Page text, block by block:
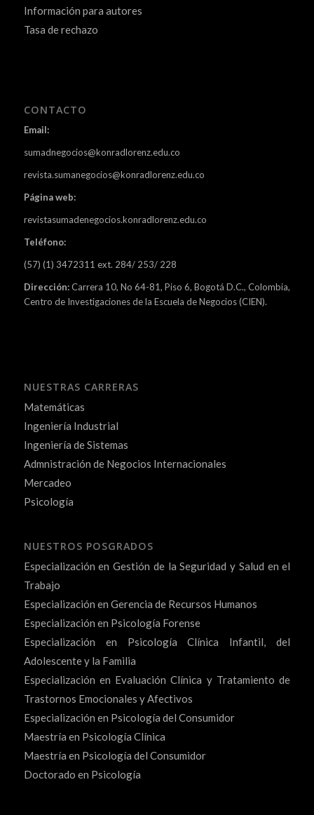
Información para autores
Tasa de rechazo
CONTACTO
Email:
sumadnegocios@konradlorenz.edu.co
revista.sumanegocios@konradlorenz.edu.co
Página web:
revistasumadenegocios.konradlorenz.edu.co
Teléfono:
(57) (1) 3472311 ext. 284/ 253/ 228
Dirección:Carrera 10, No 64-81, Piso 6, Bogotá D.C., Colombia,
Centro de Investigaciones de la Escuela de Negocios (CIEN).
NUESTRAS CARRERAS
Matemáticas
Ingeniería Industrial
Ingeniería de Sistemas
Admnistración de Negocios Internacionales
Mercadeo
Psicología
NUESTROS POSGRADOS
Especialización en Gestión de la Seguridad y Salud en el
Trabajo
Especialización en Gerencia de Recursos Humanos
Especialización en Psicología Forense
Especialización en Psicología Clínica Infantil, del
Adolescente y la Familia
Especialización en Evaluación Clínica y Tratamiento de
Trastornos Emocionales y Afectivos
Especialización en Psicología del Consumidor
Maestría en Psicología Clínica
Maestría en Psicología del Consumidor
Doctorado en Psicología